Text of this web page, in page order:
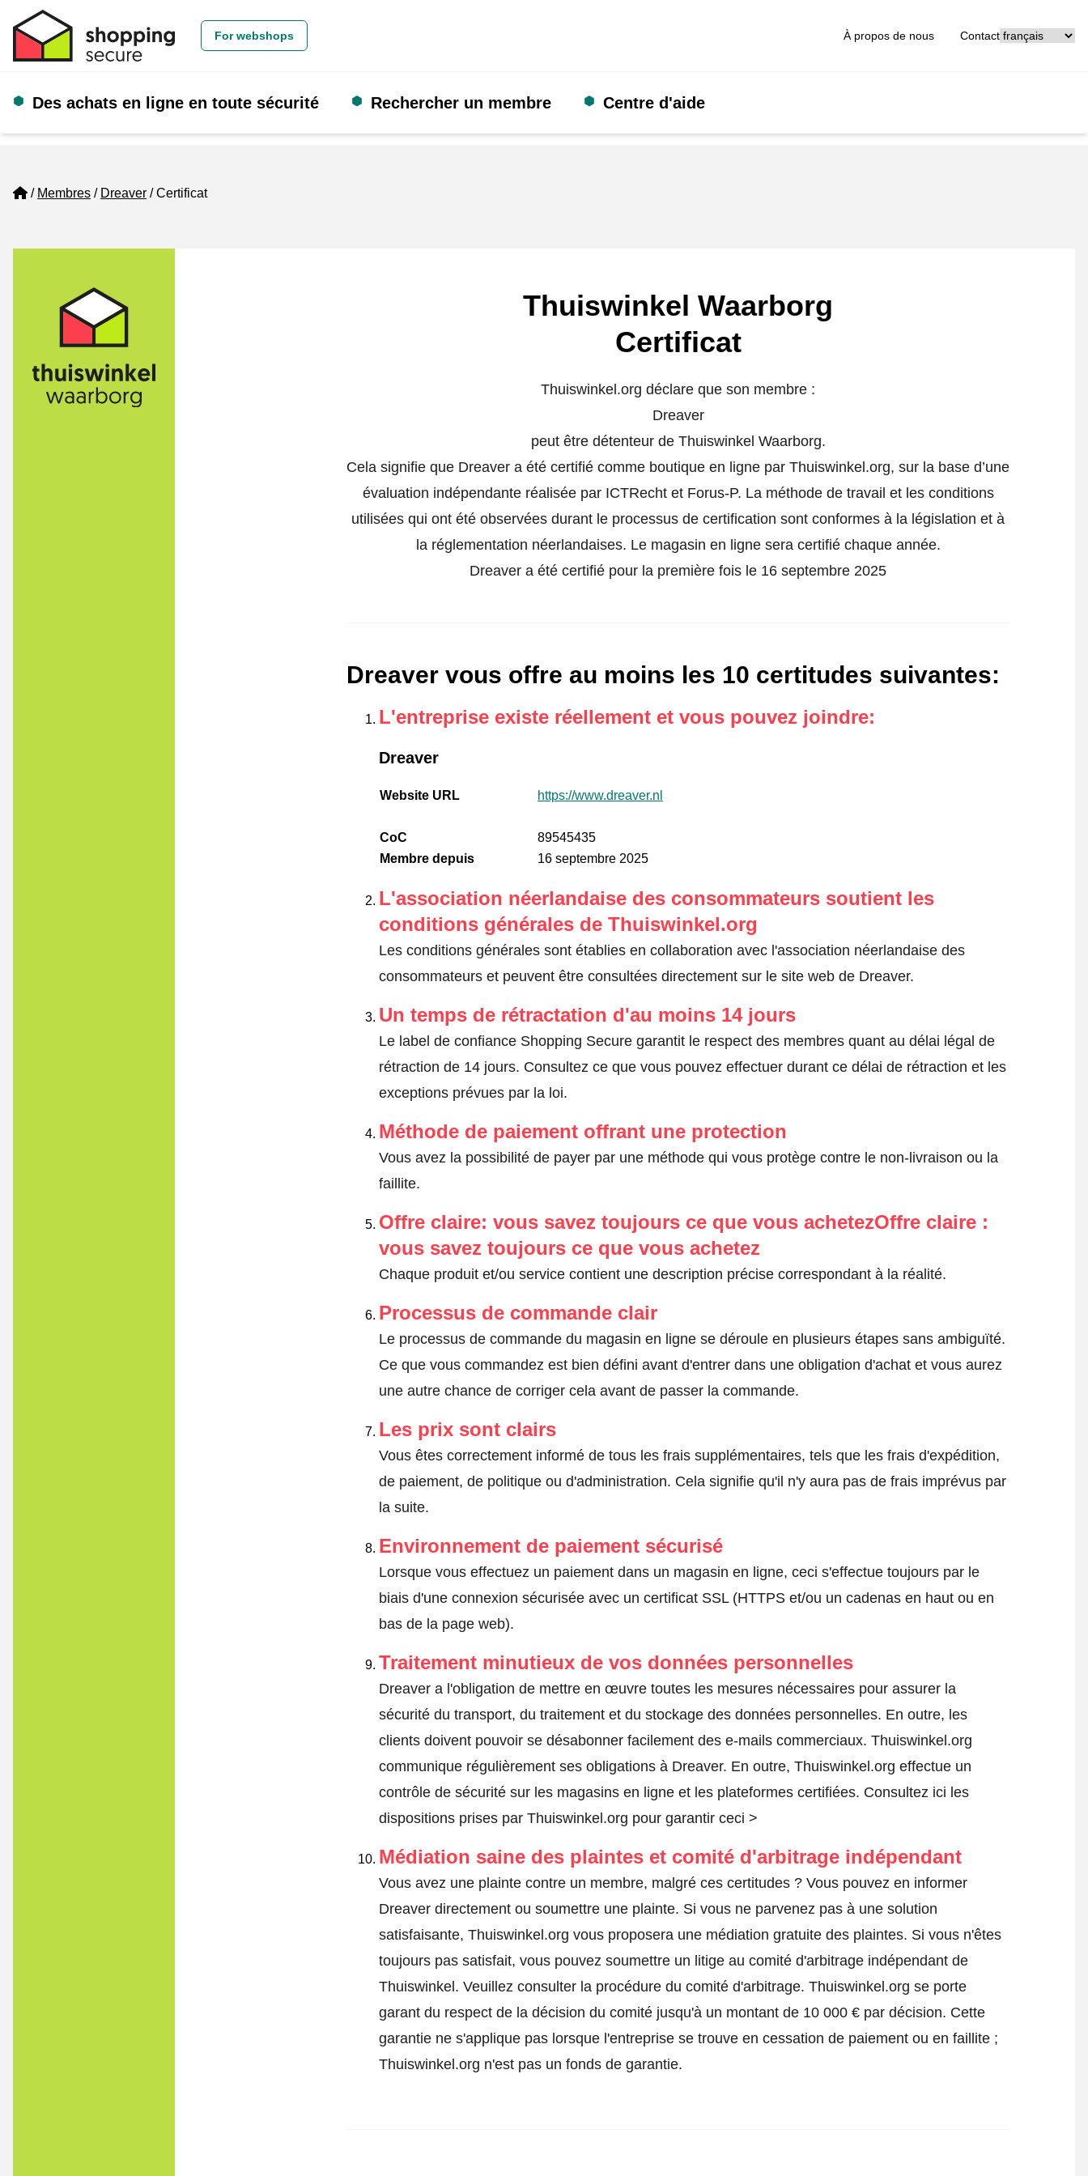
For webshops À propos de nous Contact
Des achats en ligne en toute sécurité Rechercher un membre Centre d'aide
Home
Membres Dreaver Certificat
Thuiswinkel Waarborg
Certificat
Thuiswinkel.org déclare que son membre :
Dreaver
peut être détenteur de Thuiswinkel Waarborg.
Cela signifie que Dreaver a été certifié comme boutique en ligne par Thuiswinkel.org, sur la base d’une
évaluation indépendante réalisée par ICTRecht et Forus-P. La méthode de travail et les conditions
utilisées qui ont été observées durant le processus de certification sont conformes à la législation et à
la réglementation néerlandaises. Le magasin en ligne sera certifié chaque année.
Dreaver a été certifié pour la première fois le 16 septembre 2025
Dreaver vous offre au moins les 10 certitudes suivantes:
L'entreprise existe réellement et vous pouvez joindre:
Dreaver
Website URL https://www.dreaver.nl
CoC
89545435
Membre depuis
16 septembre 2025
L'association néerlandaise des consommateurs soutient les
conditions générales de Thuiswinkel.org
Les conditions générales sont établies en collaboration avec l'association néerlandaise des
consommateurs et peuvent être consultées directement sur le site web de Dreaver.
Un temps de rétractation d'au moins 14 jours
Le label de confiance Shopping Secure garantit le respect des membres quant au délai légal de
rétraction de 14 jours. Consultez ce que vous pouvez effectuer durant ce délai de rétraction et les
exceptions prévues par la loi.
Méthode de paiement offrant une protection
Vous avez la possibilité de payer par une méthode qui vous protège contre le non-livraison ou la
faillite.
Offre claire: vous savez toujours ce que vous achetezOffre claire :
vous savez toujours ce que vous achetez
Chaque produit et/ou service contient une description précise correspondant à la réalité.
Processus de commande clair
Le processus de commande du magasin en ligne se déroule en plusieurs étapes sans ambiguïté.
Ce que vous commandez est bien défini avant d'entrer dans une obligation d'achat et vous aurez
une autre chance de corriger cela avant de passer la commande.
Les prix sont clairs
Vous êtes correctement informé de tous les frais supplémentaires, tels que les frais d'expédition,
de paiement, de politique ou d'administration. Cela signifie qu'il n'y aura pas de frais imprévus par
la suite.
Environnement de paiement sécurisé
Lorsque vous effectuez un paiement dans un magasin en ligne, ceci s'effectue toujours par le
biais d'une connexion sécurisée avec un certificat SSL (HTTPS et/ou un cadenas en haut ou en
bas de la page web).
Traitement minutieux de vos données personnelles
Dreaver a l'obligation de mettre en œuvre toutes les mesures nécessaires pour assurer la
sécurité du transport, du traitement et du stockage des données personnelles. En outre, les
clients doivent pouvoir se désabonner facilement des e-mails commerciaux. Thuiswinkel.org
communique régulièrement ses obligations à Dreaver. En outre, Thuiswinkel.org effectue un
contrôle de sécurité sur les magasins en ligne et les plateformes certifiées. Consultez ici les
dispositions prises par Thuiswinkel.org pour garantir ceci >
Médiation saine des plaintes et comité d'arbitrage indépendant
Vous avez une plainte contre un membre, malgré ces certitudes ? Vous pouvez en informer
Dreaver directement ou soumettre une plainte. Si vous ne parvenez pas à une solution
satisfaisante, Thuiswinkel.org vous proposera une médiation gratuite des plaintes. Si vous n'êtes
toujours pas satisfait, vous pouvez soumettre un litige au comité d'arbitrage indépendant de
Thuiswinkel. Veuillez consulter la procédure du comité d'arbitrage. Thuiswinkel.org se porte
garant du respect de la décision du comité jusqu'à un montant de 10 000 € par décision. Cette
garantie ne s'applique pas lorsque l'entreprise se trouve en cessation de paiement ou en faillite ;
Thuiswinkel.org n'est pas un fonds de garantie.